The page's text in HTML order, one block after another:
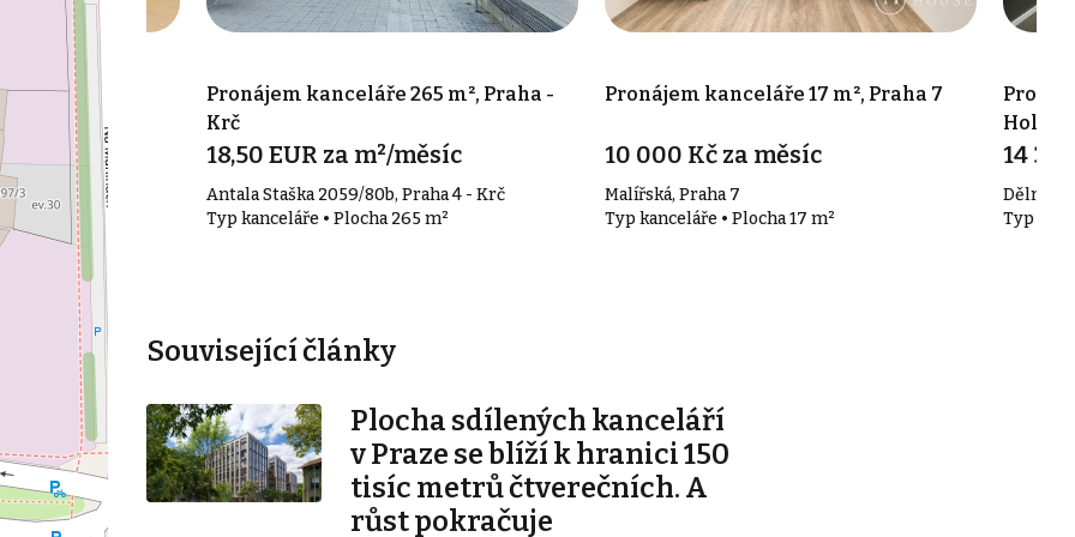
m², Praha -
Holešovice
m²
Pronájem kanceláře 265 m², Praha -
Krč
18,50 EUR za m²/měsíc
Antala Staška 2059/80b, Praha 4 - Krč
Typ kanceláře • Plocha 265 m²
Pronájem kanceláře 17 m², Praha 7
10 000 Kč za měsíc
Malířská, Praha 7
Typ kanceláře • Plocha 17 m²
14
Dělnická
Typ
Související články
Plocha sdílených kanceláří
v Praze se blíží k hranici 150
tisíc metrů čtverečních. A
růst pokračuje